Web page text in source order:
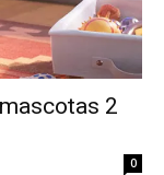
2
0